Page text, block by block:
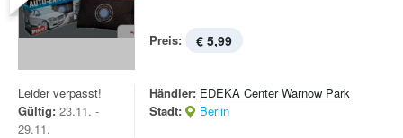
Preis: € 5,99
Leider verpasst!
Gültig: 23.11. -
29.11.
Händler: EDEKA Center Warnow Park
Stadt:
Berlin